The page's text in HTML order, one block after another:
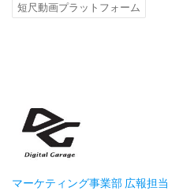
短尺動画プラットフォーム
マーケティング事業部 広報担当